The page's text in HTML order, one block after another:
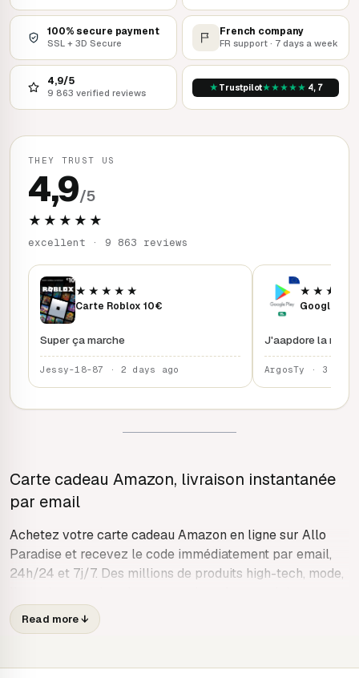
100% secure payment
SSL + 3D Secure
French company
FR support · 7 days a week
4,9/5
9 863 verified reviews
★ Trustpilot★★★★★ 4,7
THEY TRUST US
4,9/5
★★★★★
excellent · 9 863 reviews
★★★★★
Carte Roblox 10€
Super ça marche
Jessy-18-87 · 2 days ago
Google
J'aapdore la
ArgosTy · 3
Carte cadeau Amazon, livraison instantanée
par email
Achetez votre carte cadeau Amazon en ligne sur Allo
Paradise et recevez le code immédiatement par email,
24h/24 et 7j/7. Des millions de produits high-tech, mode,
choisir dans tout le catalogue Amazon.fr.
Amazon ?
Read more↓